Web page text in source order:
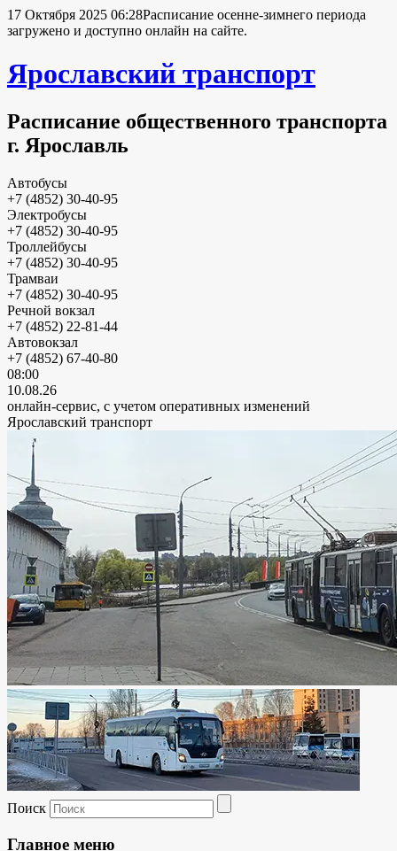
17 Октября 2025 06:28Расписание осенне-зимнего периода
загружено и доступно онлайн на сайте.
Ярославский транспорт
Расписание общественного транспорта
г. Ярославль
Автобусы
+7 (4852) 30-40-95
Электробусы
+7 (4852) 30-40-95
Троллейбусы
+7 (4852) 30-40-95
Трамваи
+7 (4852) 30-40-95
Речной вокзал
+7 (4852) 22-81-44
Автовокзал
+7 (4852) 67-40-80
08:00
10.08.26
онлайн-сервис, с учетом оперативных изменений
Ярославский транспорт
Поиск
Главное меню